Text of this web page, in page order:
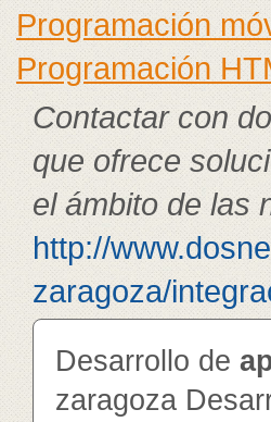
Programación
Programación
Contactar con
que ofrece
el ámbito de las
http://
zaragoza/
Desarrollo de
zaragoza